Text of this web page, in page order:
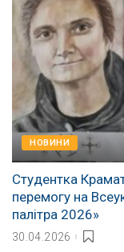
НОВИНИ
Студентка
перемогу на
палітра 2026»
30.04.2026